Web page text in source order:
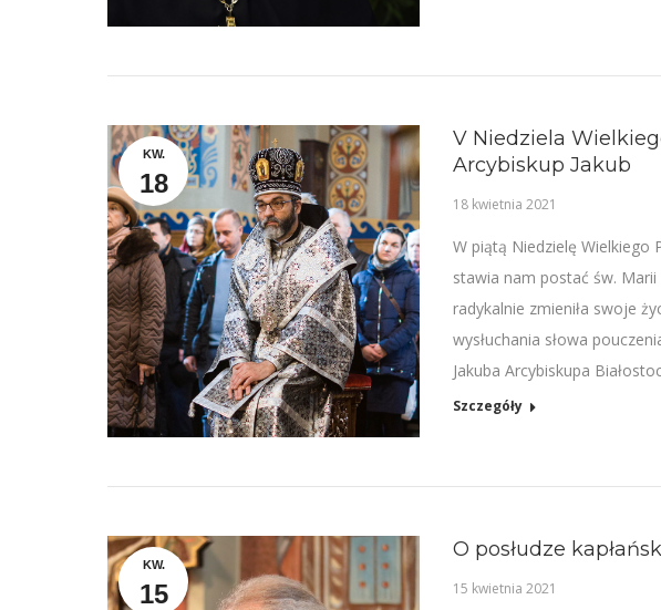
KW.
18
V Niedziela
Arcybiskup Jakub
18 kwietnia 2021
W piątą Niedzielę Wielkiego
stawia nam postać św. Marii
radykalnie zmieniła swoje
wysłuchania słowa
Jakuba Arcybiskupa
Szczegóły
KW.
15
O posłudze
15 kwietnia 2021